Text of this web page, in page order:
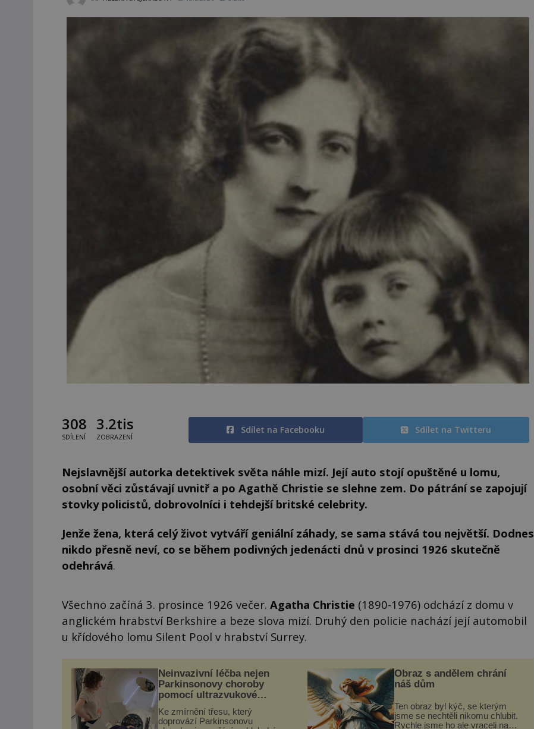
308
SDÍLENÍ
3.2tis
ZOBRAZENÍ
Sdílet na Facebooku Sdílet na Twitteru
Nejslavnější autorka detektivek světa náhle mizí. Její auto stojí opuštěné u lomu,
osobní věci zůstávají uvnitř a po Agathě Christie se slehne zem. Do pátrání se zapojují
stovky policistů, dobrovolníci i tehdejší britské celebrity.
Jenže žena, která celý život vytváří geniální záhady, se sama stává tou největší. Dodnes
nikdo přesně neví, co se během podivných jedenácti dnů v prosinci 1926 skutečně
odehrává.
Všechno začíná 3. prosince 1926 večer. Agatha Christie (1890-1976) odchází z domu v
anglickém hrabství Berkshire a beze slova mizí. Druhý den policie nachází její automobil
u křídového lomu Silent Pool v hrabství Surrey.
Neinvazivní léčba nejen
Parkinsonovy choroby
pomocí ultrazvukové
Ke zmírnění třesu, který
doprovází Parkinsonovu
Obraz s andělem chrání
náš dům
Ten obraz byl kýč, se kterým
jsme se nechtěli nikomu chlubit.
Rychle jsme ho ale vraceli na